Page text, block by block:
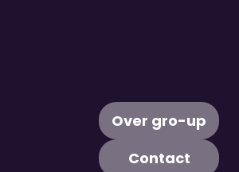
Over gro-up
Contact